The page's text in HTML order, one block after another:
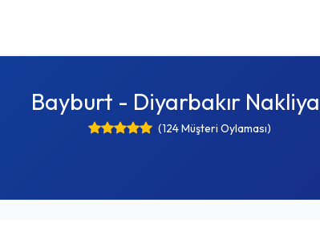
Bayburt - Diyarbakır
(124 Müşteri Oylaması)